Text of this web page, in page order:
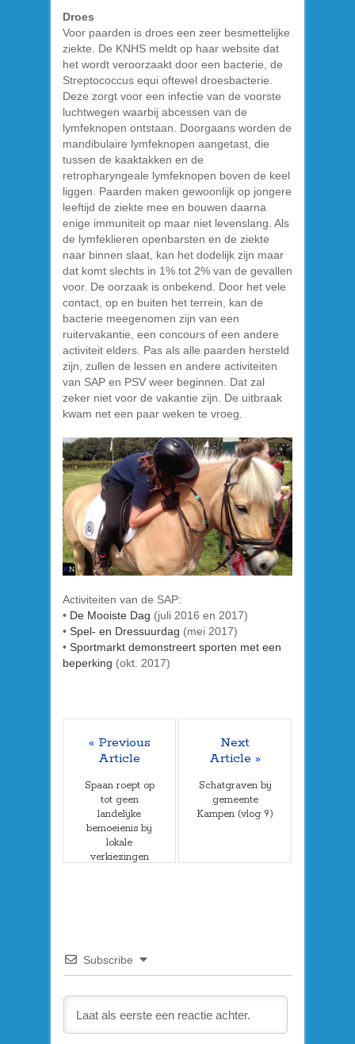
Droes
Voor paarden is droes een zeer besmettelijke
ziekte. De KNHS meldt op haar website dat
het wordt veroorzaakt door een bacterie, de
Streptococcus equi oftewel droesbacterie.
Deze zorgt voor een infectie van de voorste
luchtwegen waarbij abcessen van de
lymfeknopen ontstaan. Doorgaans worden de
mandibulaire lymfeknopen aangetast, die
tussen de kaaktakken en de
retropharyngeale lymfeknopen boven de keel
liggen. Paarden maken gewoonlijk op jongere
leeftijd de ziekte mee en bouwen daarna
enige immuniteit op maar niet levenslang. Als
de lymfeklieren openbarsten en de ziekte
naar binnen slaat, kan het dodelijk zijn maar
dat komt slechts in 1% tot 2% van de gevallen
voor. De oorzaak is onbekend. Door het vele
contact, op en buiten het terrein, kan de
bacterie meegenomen zijn van een
ruitervakantie, een concours of een andere
activiteit elders. Pas als alle paarden hersteld
zijn, zullen de lessen en andere activiteiten
van SAP en PSV weer beginnen. Dat zal
zeker niet voor de vakantie zijn. De uitbraak
kwam net een paar weken te vroeg.
Activiteiten van de SAP:
• De Mooiste Dag (juli 2016 en 2017)
• Spel- en Dressuurdag (mei 2017)
• Sportmarkt demonstreert sporten met een
beperking (okt. 2017)
« Previous
Article
Spaan roept op
tot geen
landelijke
bemoeienis bij
lokale
verkiezingen
Next
Article »
Schatgraven bij
gemeente
Kampen (vlog 9)
Subscribe